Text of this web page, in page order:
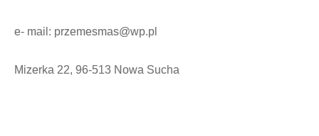
e- mail: przemesmas@wp.pl
Mizerka 22, 96-513 Nowa Sucha